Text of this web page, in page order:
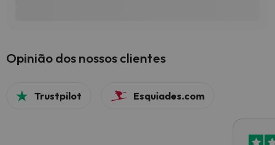
Opinião dos nossos clientes
Trustpilot Esquiades.com